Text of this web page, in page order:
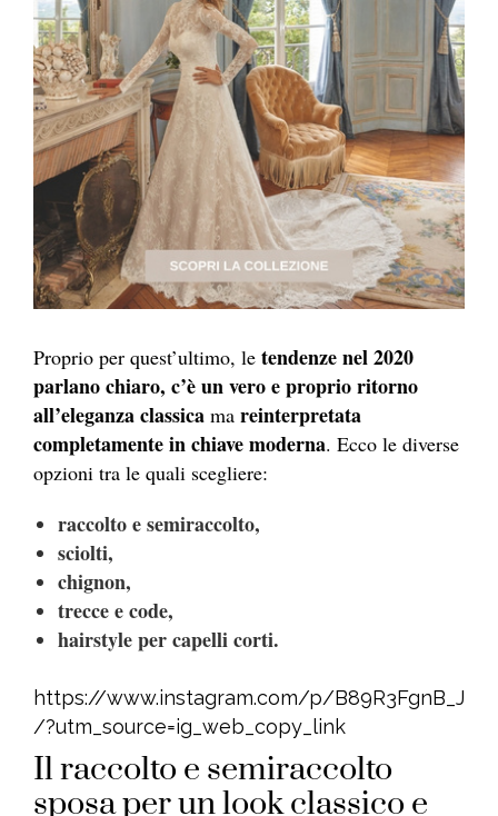
Proprio per quest’ultimo, le tendenze nel 2020
parlano chiaro, c’è un vero e proprio ritorno
all’eleganza classica ma reinterpretata
completamente in chiave moderna. Ecco le diverse
opzioni tra le quali scegliere:
raccolto e semiraccolto,
sciolti,
chignon,
trecce e code,
hairstyle per capelli corti.
https://www.instagram.com/p/B89R3FgnB_J
/?utm_source=ig_web_copy_link
Il raccolto e semiraccolto
sposa per un look classico e